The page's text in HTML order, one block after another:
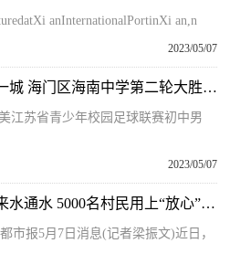
AChina-EuropefreighttrainispicturedatXi anInternationalPortinXi an,n
2023/05/07
世界短讯！省长杯｜再下一城 海门区海南中学第二轮大胜对手
江苏省青少年校园足球联赛初中男
2023/05/07
儋州南丰镇陶江村委会自来水通水 5000名村民用上“放心”水 焦点速讯
市报5月7日消息(记者梁振文)近日，